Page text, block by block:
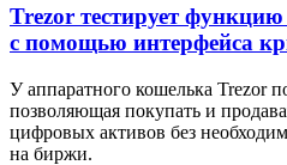
Trezor тестирует
с помощью интерфейса
У аппаратного кошелька Trezor
позволяющая покупать и
цифровых активов без
на биржи.